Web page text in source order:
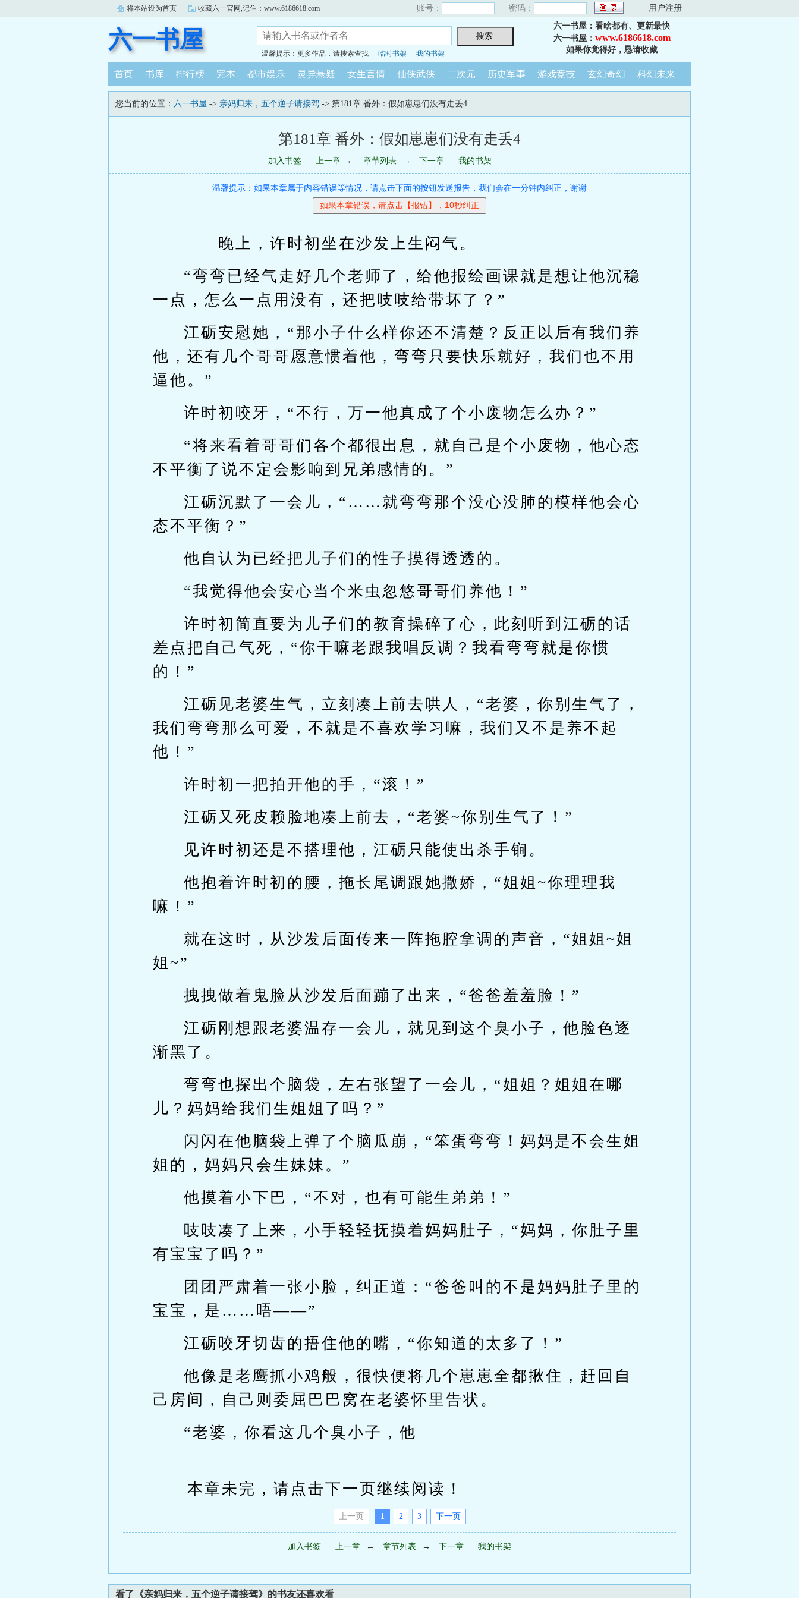
将本站设为首页 收藏六一官网,记住：www.6186618.com 账号： 密码： 用户注册
六一书屋
温馨提示：更多作品，请搜索查找 临时书架 我的书架
六一书屋：看啥都有、更新最快
六一书屋： www.6186618.com
如果你觉得好，恳请收藏
首页 书库 排行榜 完本 都市娱乐 灵异悬疑 女生言情 仙侠武侠 二次元 历史军事 游戏竞技 玄幻奇幻 科幻未来
您当前的位置： 六一书屋 -> 亲妈归来，五个逆子请接驾 -> 第181章 番外：假如崽崽们没有走丢4
第181章 番外：假如崽崽们没有走丢4
加入书签 上一章 ← 章节列表 → 下一章 我的书架
温馨提示：如果本章属于内容错误等情况，请点击下面的按钮发送报告，我们会在一分钟内纠正，谢谢
晚上，许时初坐在沙发上生闷气。
“弯弯已经气走好几个老师了，给他报绘画课就是想让他沉稳
一点，怎么一点用没有，还把吱吱给带坏了？”
江砺安慰她，“那小子什么样你还不清楚？反正以后有我们养
他，还有几个哥哥愿意惯着他，弯弯只要快乐就好，我们也不用
逼他。”
许时初咬牙，“不行，万一他真成了个小废物怎么办？”
“将来看着哥哥们各个都很出息，就自己是个小废物，他心态
不平衡了说不定会影响到兄弟感情的。”
江砺沉默了一会儿，“……就弯弯那个没心没肺的模样他会心
态不平衡？”
他自认为已经把儿子们的性子摸得透透的。
“我觉得他会安心当个米虫忽悠哥哥们养他！”
许时初简直要为儿子们的教育操碎了心，此刻听到江砺的话
差点把自己气死，“你干嘛老跟我唱反调？我看弯弯就是你惯
的！”
江砺见老婆生气，立刻凑上前去哄人，“老婆，你别生气了，
我们弯弯那么可爱，不就是不喜欢学习嘛，我们又不是养不起
他！”
许时初一把拍开他的手，“滚！”
江砺又死皮赖脸地凑上前去，“老婆~你别生气了！”
见许时初还是不搭理他，江砺只能使出杀手锏。
他抱着许时初的腰，拖长尾调跟她撒娇，“姐姐~你理理我
嘛！”
就在这时，从沙发后面传来一阵拖腔拿调的声音，“姐姐~姐
姐~”
拽拽做着鬼脸从沙发后面蹦了出来，“爸爸羞羞脸！”
江砺刚想跟老婆温存一会儿，就见到这个臭小子，他脸色逐
渐黑了。
弯弯也探出个脑袋，左右张望了一会儿，“姐姐？姐姐在哪
儿？妈妈给我们生姐姐了吗？”
闪闪在他脑袋上弹了个脑瓜崩，“笨蛋弯弯！妈妈是不会生姐
姐的，妈妈只会生妹妹。”
他摸着小下巴，“不对，也有可能生弟弟！”
吱吱凑了上来，小手轻轻抚摸着妈妈肚子，“妈妈，你肚子里
有宝宝了吗？”
团团严肃着一张小脸，纠正道：“爸爸叫的不是妈妈肚子里的
宝宝，是……唔——”
江砺咬牙切齿的捂住他的嘴，“你知道的太多了！”
他像是老鹰抓小鸡般，很快便将几个崽崽全都揪住，赶回自
己房间，自己则委屈巴巴窝在老婆怀里告状。
“老婆，你看这几个臭小子，他
本章未完，请点击下一页继续阅读！
上一页 1 2 3 下一页
加入书签 上一章 ← 章节列表 → 下一章 我的书架
看了《亲妈归来，五个逆子请接驾》的书友还喜欢看